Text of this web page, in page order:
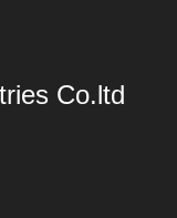
Co.ltd